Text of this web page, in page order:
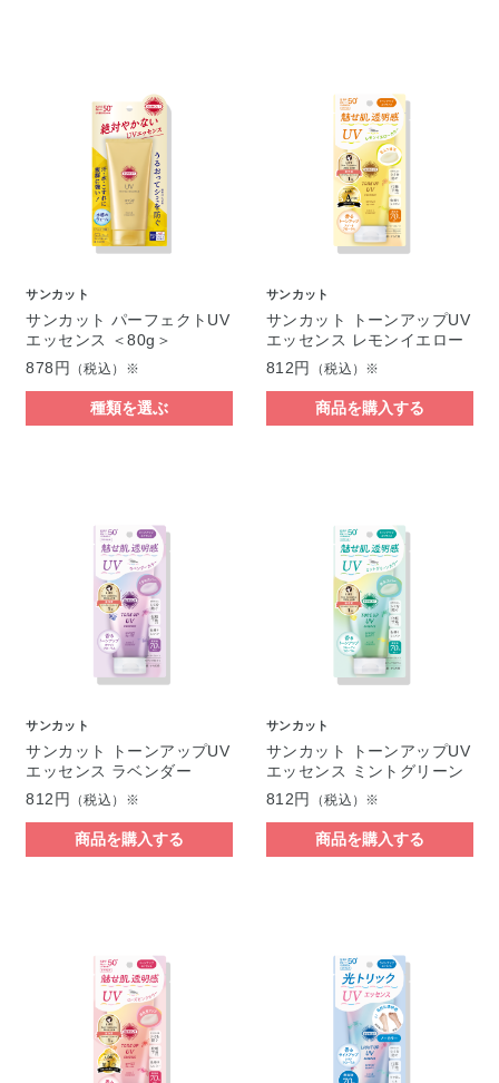
サンカット
サンカット パーフェクトUV
エッセンス ＜80g＞
878円
（税込）※
種類を選ぶ
サンカット
サンカット トーンアップUV
エッセンス レモンイエロー
812円
（税込）※
商品を購入する
サンカット
サンカット トーンアップUV
エッセンス ラベンダー
812円
（税込）※
商品を購入する
サンカット
サンカット トーンアップUV
エッセンス ミントグリーン
812円
（税込）※
商品を購入する